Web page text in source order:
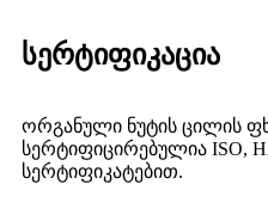
სერტიფიკაცია
ორგანული ნუტის ცილის
სერტიფიცირებულია ISO,
სერტიფიკატებით.